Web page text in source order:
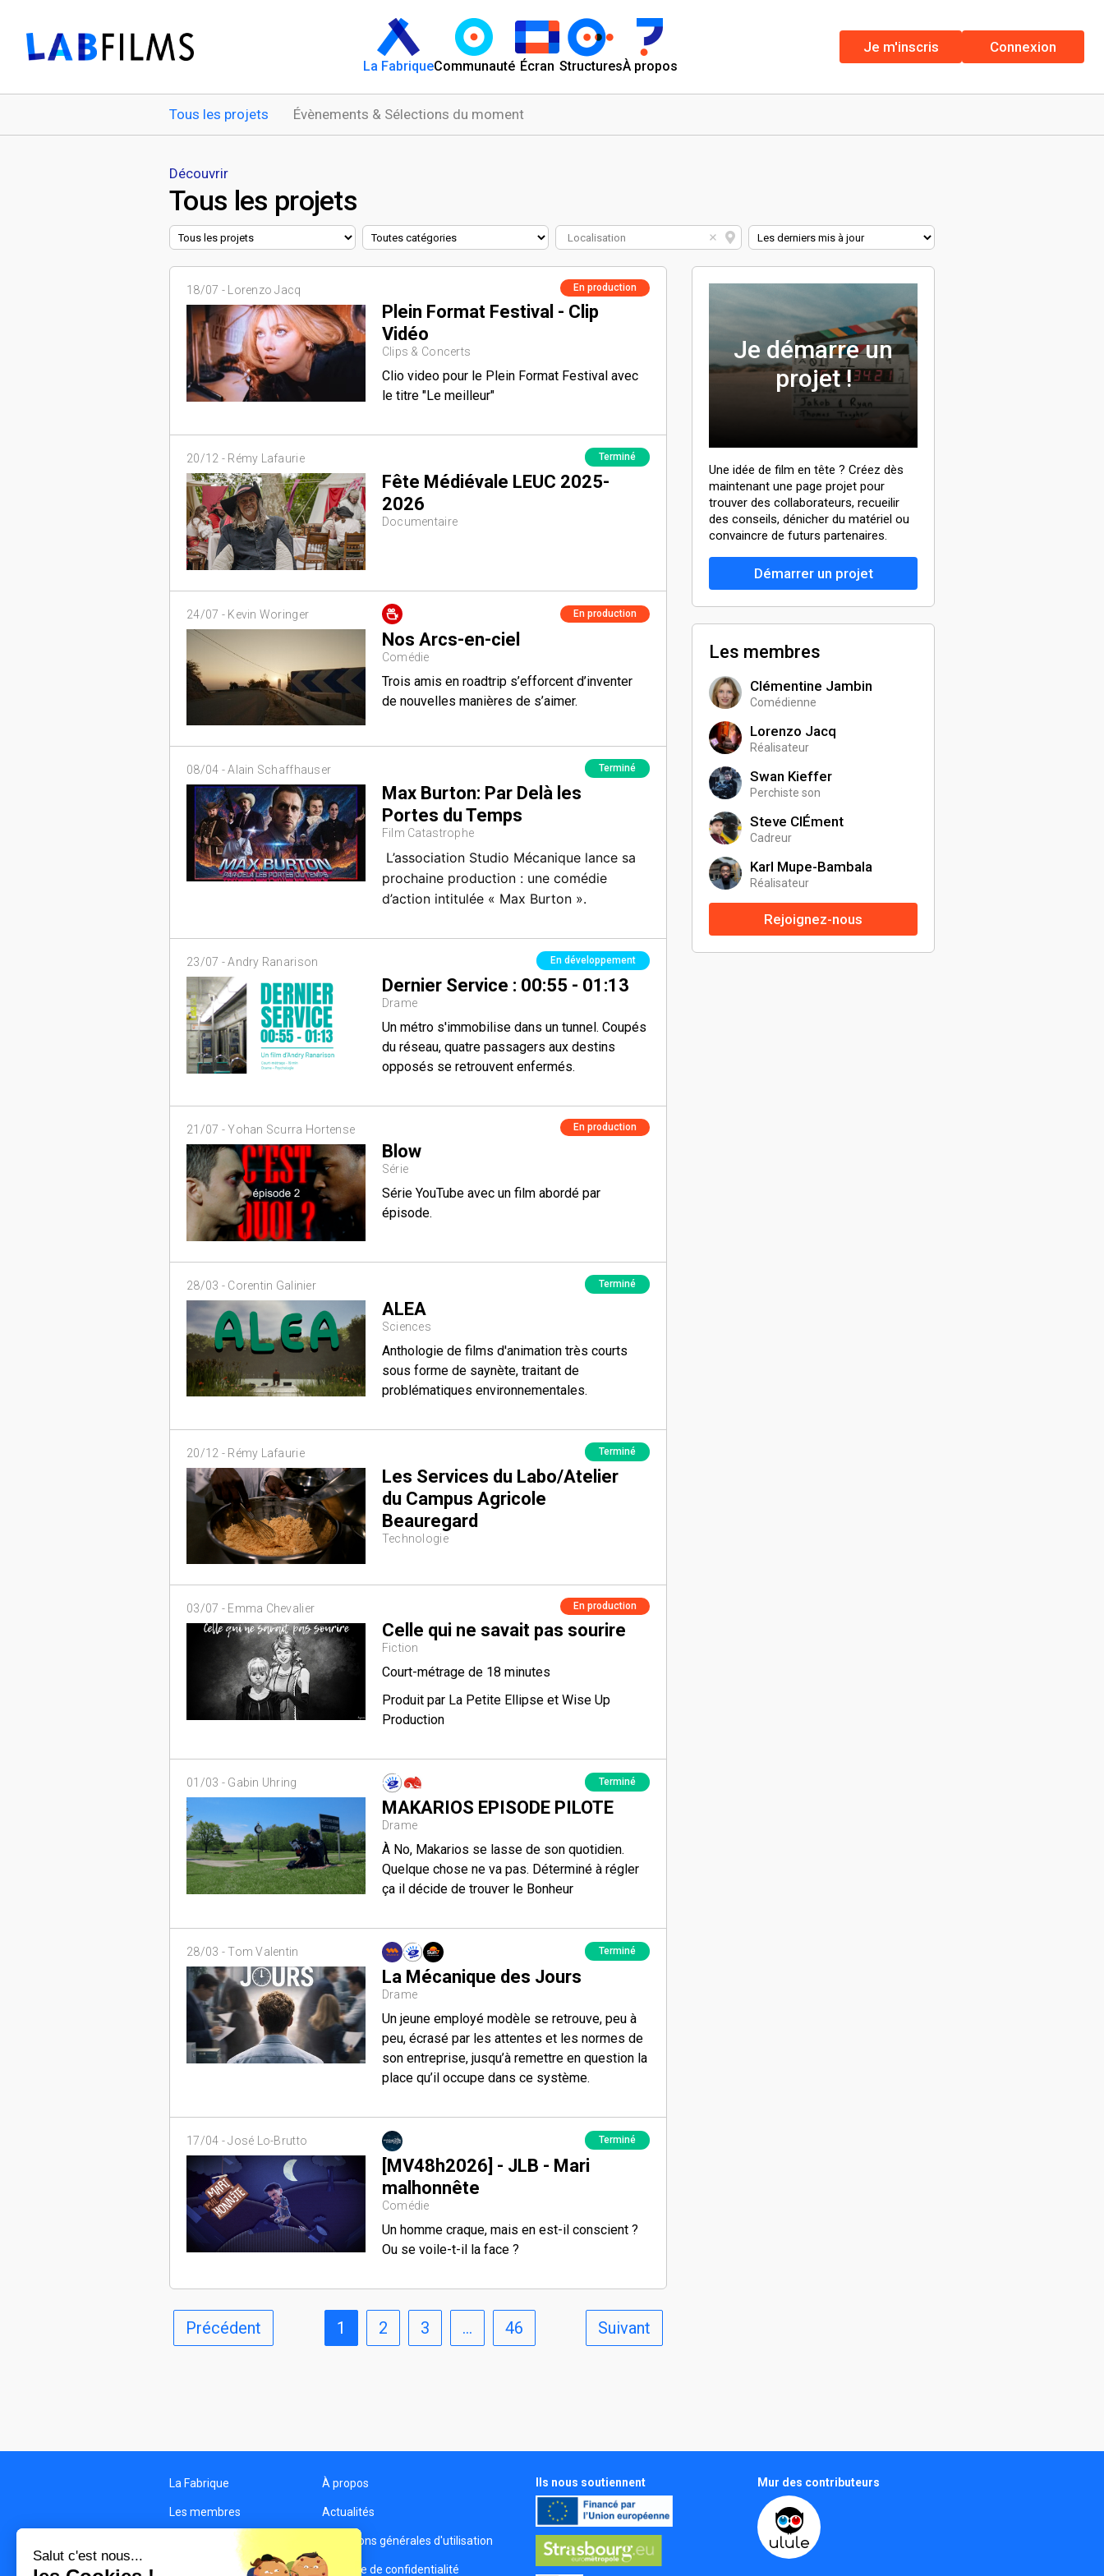
La FabriqueCommunauté Écran StructuresÀ propos
Je m'inscris Connexion
Tous les projets Évènements & Sélections du moment
Découvrir
Tous les projets
Localisation
18/07 - Lorenzo Jacq En production
Plein Format Festival - Clip
Vidéo
Clips & Concerts
Clio video pour le Plein Format Festival avec
le titre "Le meilleur"
20/12 - Rémy Lafaurie Terminé
Fête Médiévale LEUC 2025-
2026
Documentaire
24/07 - Kevin Woringer En production
Nos Arcs-en-ciel
Comédie
Trois amis en roadtrip s’efforcent d’inventer
de nouvelles manières de s’aimer.
08/04 -Alain Schaffhauser Terminé
Max Burton: Par Delà les
Portes du Temps
Film Catastrophe
L’association Studio Mécanique lance sa
prochaine production : une comédie
d’action intitulée « Max Burton ».
23/07 -Andry Ranarison En développement
Dernier Service : 00:55 - 01:13
Drame
Un métro s'immobilise dans un tunnel. Coupés
du réseau, quatre passagers aux destins
opposés se retrouvent enfermés.
21/07 -Yohan Scurra Hortense En production
Blow
Série
Série YouTube avec un film abordé par
épisode.
28/03 - Corentin Galinier Terminé
ALEA
Sciences
Anthologie de films d'animation très courts
sous forme de saynète, traitant de
problématiques environnementales.
20/12 - Rémy Lafaurie Terminé
Les Services du Labo/Atelier
du Campus Agricole
Beauregard
Technologie
03/07 - Emma Chevalier En production
Celle qui ne savait pas sourire
Fiction
Court-métrage de 18 minutes
Produit par La Petite Ellipse et Wise Up
Production
01/03 - Gabin Uhring Terminé
MAKARIOS EPISODE PILOTE
Drame
À No, Makarios se lasse de son quotidien.
Quelque chose ne va pas. Déterminé à régler
ça il décide de trouver le Bonheur
28/03 -Tom Valentin Terminé
La Mécanique des Jours
Drame
Un jeune employé modèle se retrouve, peu à
peu, écrasé par les attentes et les normes de
son entreprise, jusqu’à remettre en question la
place qu’il occupe dans ce système.
17/04 -José Lo-Brutto Terminé
[MV48h2026] - JLB - Mari
malhonnête
Comédie
Un homme craque, mais en est-il conscient ?
Ou se voile-t-il la face ?
Précédent 1 2 3 … 46 Suivant
Je démarre un
projet !
Une idée de film en tête ? Créez dès
maintenant une page projet pour
trouver des collaborateurs, recueilir
des conseils, dénicher du matériel ou
convaincre de futurs partenaires.
Démarrer un projet
Les membres
Clémentine Jambin
Comédienne
Lorenzo Jacq
Réalisateur
Swan Kieffer
Perchiste son
Steve ClÉment
Cadreur
Karl Mupe-Bambala
Réalisateur
Rejoignez-nous
La Fabrique
Les membres
À propos
Actualités
Conditions générales d'utilisation
Politique de confidentialité
Ils nous soutiennent Mur des contributeurs
Salut c'est nous...